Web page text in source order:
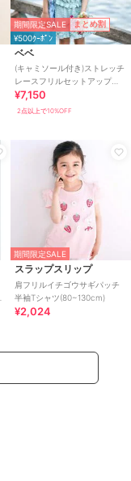
期間限定SALE まとめ割
¥500ｸｰﾎﾟﾝ
ベベ
(キャミソール付き)ストレッチ
レースフリルセットアップ
(90~140cm)
¥7,150
2点以上で10%OFF
期間限定SALE
スラップスリップ
肩フリルイチゴウサギパッチ
半袖Tシャツ(80~130cm)
¥2,024